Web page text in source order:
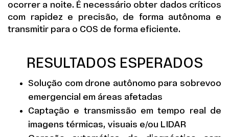
ocorrer a noite. É necessário obter dados críticos
com rapidez e precisão, de forma autônoma e
transmitir para o COS de forma eficiente.
RESULTADOS ESPERADOS
Solução com drone autônomo para sobrevoo
emergencial em áreas afetadas
Captação e transmissão em tempo real de
imagens térmicas, visuais e/ou LIDAR